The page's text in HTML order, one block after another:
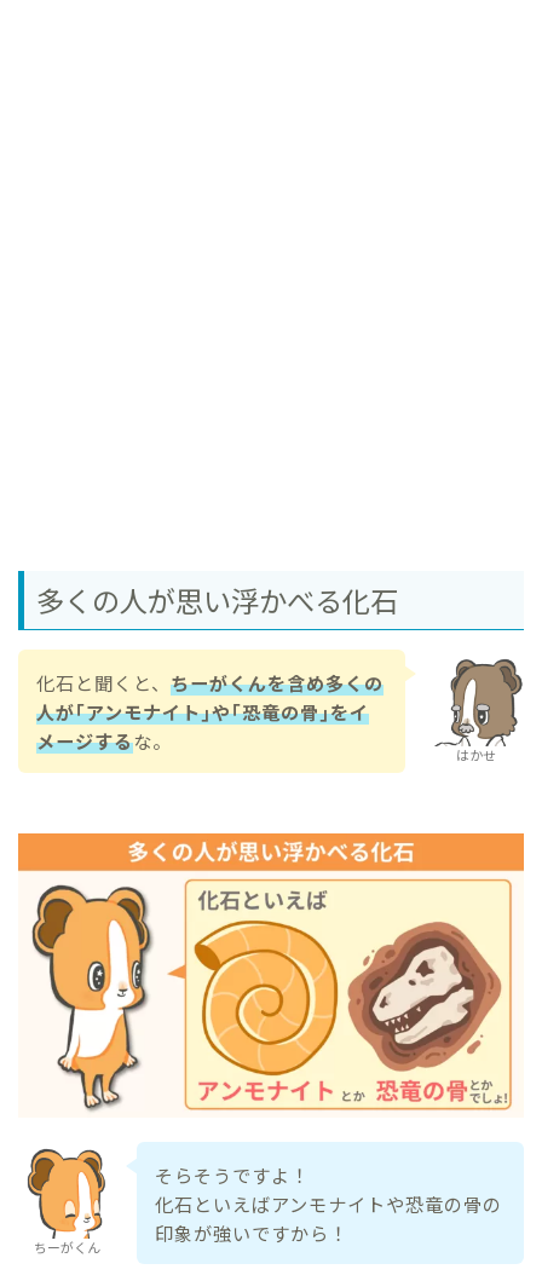
多くの人が思い浮かべる化石
はかせ
化石と聞くと、 ちーがくんを含め多くの
人が｢アンモナイト｣や｢恐竜の骨｣をイ
メージするな。
ちーがくん
そらそうですよ！
化石といえばアンモナイトや恐竜の骨の
印象が強いですから！